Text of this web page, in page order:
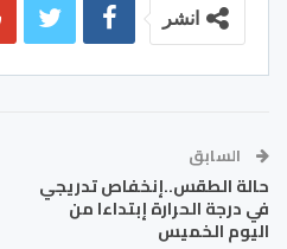
انشر
السابق
حالة الطقس..إنخفاص تدريجي
في درجة الحرارة إبتداءا من
اليوم الخميس